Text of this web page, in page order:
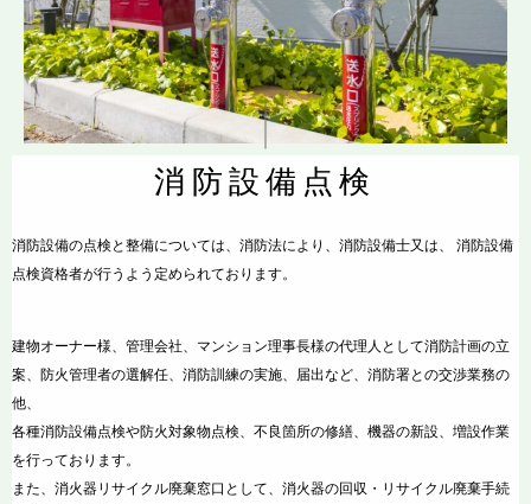
消防設備点検
消防設備の点検と整備については、消防法により、消防設備士又は、 消防設備
点検資格者が行うよう定められております。
建物オーナー様、管理会社、マンション理事長様の代理人として消防計画の立
案、防火管理者の選解任、消防訓練の実施、届出など、消防署との交渉業務の
他、
各種消防設備点検や防火対象物点検、不良箇所の修繕、機器の新設、増設作業
を行っております。
また、消火器リサイクル廃棄窓口として、消火器の回収・リサイクル廃棄手続